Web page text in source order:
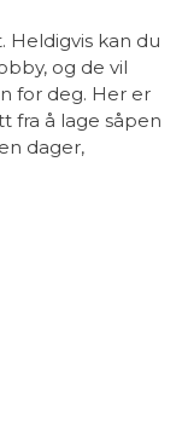
Heldigvis kan du
og de vil
for deg. Her er
fra å lage såpen
dager,